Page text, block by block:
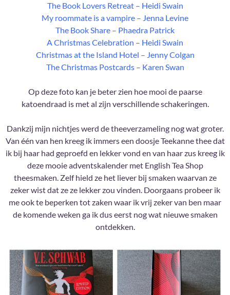
The Book Lovers Retreat – Heidi Swain
My roommate is a vampire – Jenna Levine
The Book Share – Phaedra Patrick
A Christmas Celebration – Heidi Swain
Christmas at the Island Hotel – Jenny Colgan
The Christmas Postcards – Karen Swan
Op deze foto kan je beter zien hoe mooi de paarse
katoendraad is met al zijn verschillende schakeringen.
Dankzij mijn nichtjes werd de theeverzameling nog wat groter.
Van één van hen kreeg ik immers een doosje Teekanne thee dat
ik bij haar had geproefd en lekker vond en van haar zus kreeg ik
deze mooie adventskalender met English Tea Shop
theesmaken. Zelf hield ze het liever bij smaken waarvan ze
zeker wist dat ze ze lekker zou vinden. Doorgaans probeer ik
me ook te beperken tot zaken waar ik vrij zeker van ben maar
de komende weken ga ik dus eerst nog wat nieuwe smaken
ontdekken.